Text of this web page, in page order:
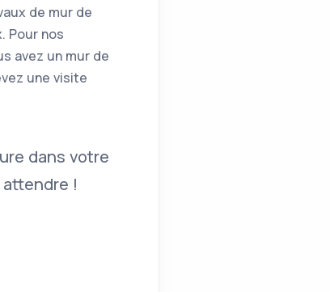
de mur de
Pour nos
avez un mur de
une visite
dans votre
!